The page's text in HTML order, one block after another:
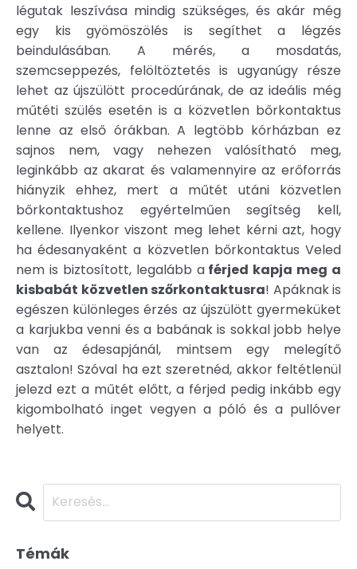
légutak leszívása mindig szükséges, és akár még
egy kis gyömöszölés is segíthet a légzés
beindulásában. A mérés, a mosdatás,
szemcseppezés, felöltöztetés is ugyanúgy része
lehet az újszülött procedúrának, de az ideális még
műtéti szülés esetén is a közvetlen bőrkontaktus
lenne az első órákban. A legtöbb kórházban ez
sajnos nem, vagy nehezen valósítható meg,
leginkább az akarat és valamennyire az erőforrás
hiányzik ehhez, mert a műtét utáni közvetlen
bőrkontaktushoz egyértelműen segítség kell,
kellene. Ilyenkor viszont meg lehet kérni azt, hogy
ha édesanyaként a közvetlen bőrkontaktus Veled
nem is biztosított, legalább aférjed kapja meg a
kisbabát közvetlen szőrkontaktusra! Apáknak is
egészen különleges érzés az újszülött gyermeküket
a karjukba venni és a babának is sokkal jobb helye
van az édesapjánál, mintsem egy melegítő
asztalon! Szóval ha ezt szeretnéd, akkor feltétlenül
jelezd ezt a műtét előtt, a férjed pedig inkább egy
kigombolható inget vegyen a póló és a pullóver
helyett.
Témák